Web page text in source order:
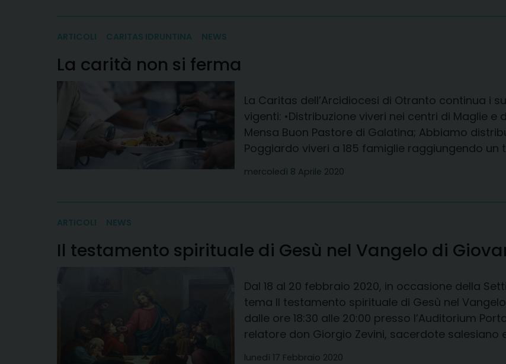
ARTICOLI CARITAS IDRUNTINA NEWS
La carità non si ferma
La Caritas dell’Arcidiocesi di Otranto continua i
vigenti: •Distribuzione viveri nei centri di Maglie e
Mensa Buon Pastore di Galatina; Abbiamo
Poggiardo viveri a 185 famiglie raggiungendo
mercoledì 8 Aprile 2020
ARTICOLI NEWS
Il testamento spirituale di Gesù nel Vangelo di
Dal 18 al 20 febbraio 2020, in occasione della
tema Il testamento spirituale di Gesù nel
dalle ore 18:30 alle 20:00 presso l’Auditorium
relatore don Giorgio Zevini, sacerdote salesiano
lunedì 17 Febbraio 2020